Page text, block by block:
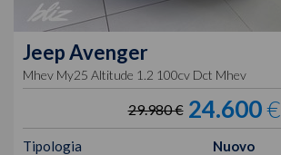
JeepAvenger
Mhev My25 Altitude 1.2 100cv Dct Mhev
29.980 € 24.600€
Tipologia
Nuovo